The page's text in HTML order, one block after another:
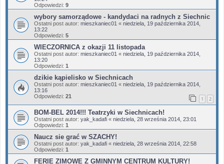
Odpowiedzi: 9
wybory samorządowe - kandydaci na radnych z Siechnic
Ostatni post autor: mieszkaniec01 « niedziela, 19 października 2014,
13:22
Odpowiedzi: 5
WIECZORNICA z okazji 11 listopada
Ostatni post autor: mieszkaniec01 « niedziela, 19 października 2014,
13:20
Odpowiedzi: 1
dzikie kąpielisko w Siechnicach
Ostatni post autor: mieszkaniec01 « niedziela, 19 października 2014,
13:16
Odpowiedzi: 21 1 2
BOM-BEL 2014!!! Teatrzyki w Siechnicach!
Ostatni post autor: yak_kadafi « niedziela, 28 września 2014, 23:01
Odpowiedzi: 1
Naucz sie grać w SZACHY!
Ostatni post autor: yak_kadafi « niedziela, 28 września 2014, 22:58
Odpowiedzi: 1
FERIE ZIMOWE Z GMINNYM CENTRUM KULTURY!